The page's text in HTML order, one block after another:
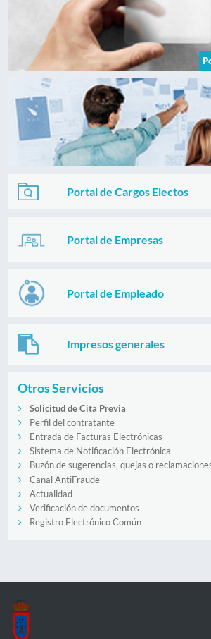
Portal de Cargos Electos
Portal de Empresas
Portal de Empleado
Impresos generales
Otros Servicios
Solicitud de Cita Previa
Perfil del contratante
Entrada de Facturas Electrónicas
Sistema de Notificación Electrónica
Buzón de sugerencias, quejas o
Canal AntiFraude
Actualidad
Verificación de documentos
Registro Electrónico Común